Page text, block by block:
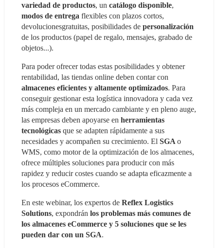
variedad de productos, un catálogo disponible
modos de entrega flexibles con plazos cortos,
devolucionesgratuitas, posibilidades de
de los productos (papel de regalo, mensajes, grabado de
objetos...).
Para poder ofrecer todas estas posibilidades y obtener
almacenes eficientes y altamente optimizados. Para
conseguir gestionar esta logística innovadora y cada vez
más compleja en un mercado cambiante y en pleno auge,
las empresas deben apoyarse en herramientas
tecnológicas que se adapten rápidamente a sus
necesidades y acompañen su crecimiento. El SGA o
WMS, como motor de la optimización de los almacenes,
ofrece múltiples soluciones para producir con más
rapidez y reducir costes cuando se adapta eficazmente a
los procesos eCommerce.
En este webinar, los expertos de Reflex Logistics
Solutions, expondrán los problemas más comunes de
los almacenes eCommerce y 5 soluciones que se les
pueden dar con un SGA.